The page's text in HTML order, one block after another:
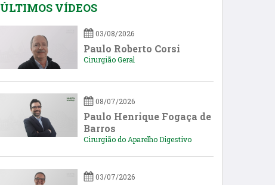
ÚLTIMOS VÍDEOS
03/08/2026
Paulo Roberto Corsi
Cirurgião Geral
08/07/2026
Paulo Henrique Fogaça de
Barros
Cirurgião do Aparelho Digestivo
03/07/2026